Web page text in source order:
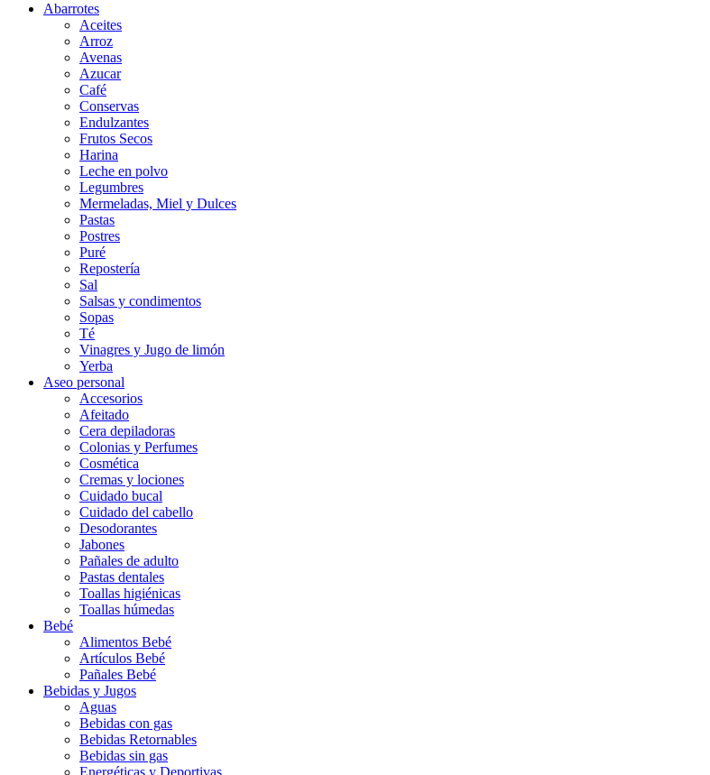
Abarrotes
Aceites
Arroz
Avenas
Azucar
Café
Conservas
Endulzantes
Frutos Secos
Harina
Leche en polvo
Legumbres
Mermeladas, Miel y Dulces
Pastas
Postres
Puré
Repostería
Sal
Salsas y condimentos
Sopas
Té
Vinagres y Jugo de limón
Yerba
Aseo personal
Accesorios
Afeitado
Cera depiladoras
Colonias y Perfumes
Cosmética
Cremas y lociones
Cuidado bucal
Cuidado del cabello
Desodorantes
Jabones
Pañales de adulto
Pastas dentales
Toallas higiénicas
Toallas húmedas
Bebé
Alimentos Bebé
Artículos Bebé
Pañales Bebé
Bebidas y Jugos
Aguas
Bebidas con gas
Bebidas Retornables
Bebidas sin gas
Energéticas y Deportivas